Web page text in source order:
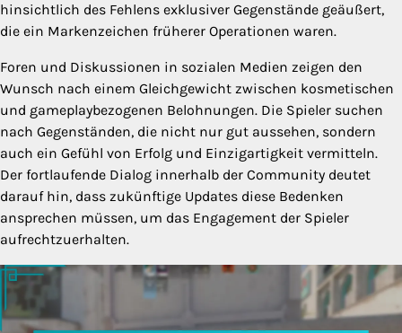
hinsichtlich des Fehlens exklusiver Gegenstände geäußert,
die ein Markenzeichen früherer Operationen waren.
Foren und Diskussionen in sozialen Medien zeigen den
Wunsch nach einem Gleichgewicht zwischen kosmetischen
und gameplaybezogenen Belohnungen. Die Spieler suchen
nach Gegenständen, die nicht nur gut aussehen, sondern
auch ein Gefühl von Erfolg und Einzigartigkeit vermitteln.
Der fortlaufende Dialog innerhalb der Community deutet
darauf hin, dass zukünftige Updates diese Bedenken
ansprechen müssen, um das Engagement der Spieler
aufrechtzuerhalten.